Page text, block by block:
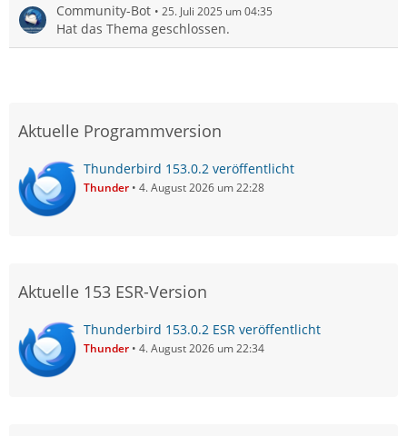
Community-Bot 25. Juli 2025 um 04:35
Hat das Thema geschlossen.
Aktuelle Programmversion
Thunderbird 153.0.2 veröffentlicht
Thunder 4. August 2026 um 22:28
Aktuelle 153 ESR-Version
Thunderbird 153.0.2 ESR veröffentlicht
Thunder 4. August 2026 um 22:34